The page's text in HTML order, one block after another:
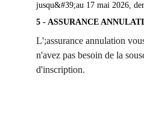
jusqu&#39;au 17 mai 2026,
5 - ASSURANCE
L';assurance annulation
n'avez pas besoin de la
d'inscription.